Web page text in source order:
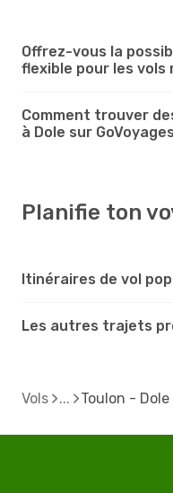
Offrez-vous la
flexible pour les vols
Comment trouver
à Dole sur
Planifie ton
Itinéraires de vol
Les autres trajets
Vols Toulon - Dole